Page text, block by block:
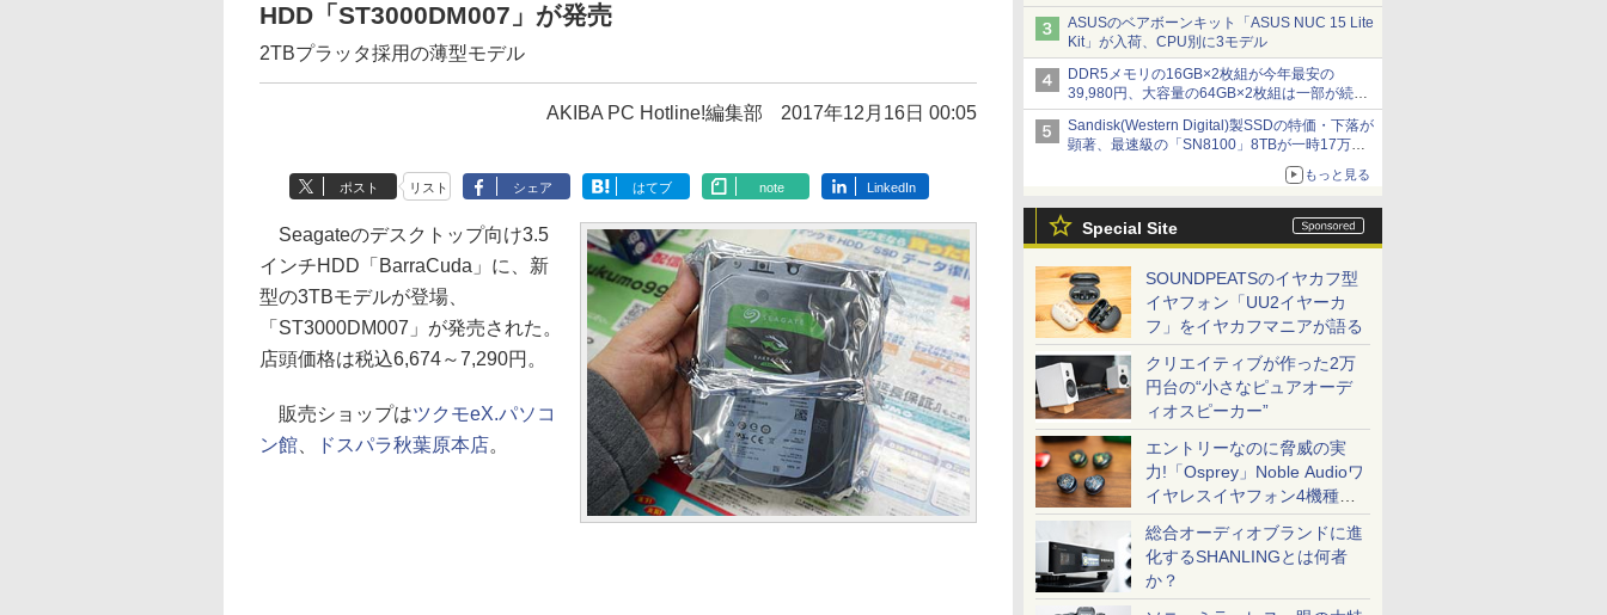
円、水平周波数24.8kHz対応の17型モニターが
9,801円、暑さ指数連動セール ほか
ASUSのベアボーンキット「ASUS NUC 15 Lite
Kit」が入荷、CPU別に3モデル
DDR5メモリの16GB×2枚組が今年最安の
39,980円、大容量の64GB×2枚組は一部が続騰
[8月前半のメモリ価格]
Sandisk(Western Digital)製SSDの特価・下落が
顕著、最速級の「SN8100」8TBが一時17万円
もっと見る
Special Site
SOUNDPEATSのイヤカフ型
イヤフォン「UU2イヤーカ
フ」をイヤカフマニアが語る
クリエイティブが作った2万
円台の“小さなピュアオーデ
ィオスピーカー”
エントリーなのに脅威の実
力!「Osprey」Noble Audioワ
イヤレスイヤフォン4機種を
一気に聴く
総合オーディオブランドに進
化するSHANLINGとは何者
か？
HDD「ST3000DM007」が発売
2TBプラッタ採用の薄型モデル
AKIBA PC Hotline!編集部 2017年12月16日 00:05
ポスト リスト シェア はてブ note LinkedIn
Seagateのデスクトップ向け3.5
インチHDD「BarraCuda」に、新
型の3TBモデルが登場、
「ST3000DM007」が発売された。
店頭価格は税込6,674～7,290円。
販売ショップはツクモeX.パソコ
ン館
ドスパラ秋葉原本店。